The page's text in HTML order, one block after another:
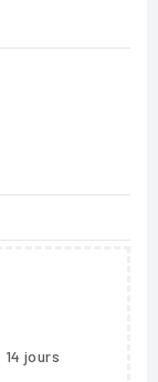
jours